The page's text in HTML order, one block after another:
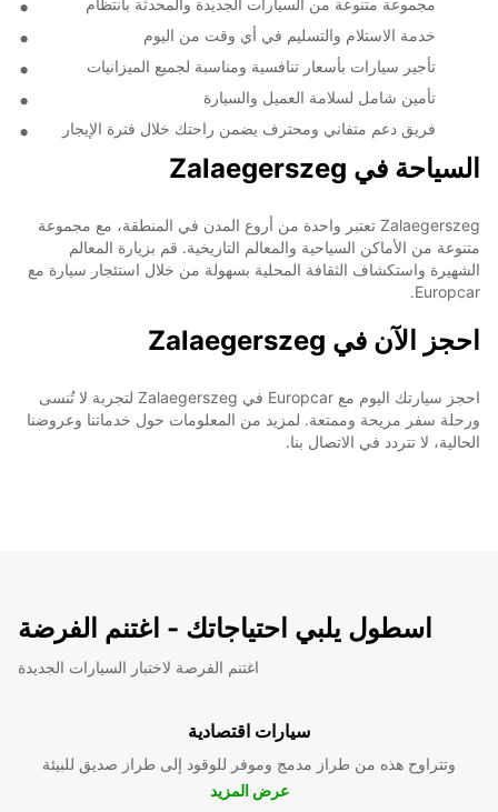
مجموعة متنوعة من السيارات الجديدة والمحدثة بانتظام
خدمة الاستلام والتسليم في أي وقت من اليوم
تأجير سيارات بأسعار تنافسية ومناسبة لجميع الميزانيات
تأمين شامل لسلامة العميل والسيارة
فريق دعم متفاني ومحترف يضمن راحتك خلال فترة الإيجار
السياحة في Zalaegerszeg
Zalaegerszeg تعتبر واحدة من أروع المدن في المنطقة، مع مجموعة
متنوعة من الأماكن السياحية والمعالم التاريخية. قم بزيارة المعالم
الشهيرة واستكشاف الثقافة المحلية بسهولة من خلال استئجار سيارة مع
Europcar.
احجز الآن في Zalaegerszeg
احجز سيارتك اليوم مع Europcar في Zalaegerszeg لتجربة لا تُنسى
ورحلة سفر مريحة وممتعة. لمزيد من المعلومات حول خدماتنا وعروضنا
الحالية، لا تتردد في الاتصال بنا.
اسطول يلبي احتياجاتك - اغتنم الفرضة
اغتنم الفرصة لاختبار السيارات الجديدة
سيارات اقتصادية
وتتراوح هذه من طراز مدمج وموفر للوقود إلى طراز صديق للبيئة
عرض المزيد